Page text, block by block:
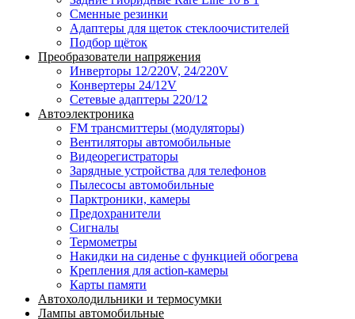
Сменные резинки
Адаптеры для щеток стеклоочистителей
Подбор щёток
Преобразователи напряжения
Инверторы 12/220V, 24/220V
Конвертеры 24/12V
Сетевые адаптеры 220/12
Автоэлектроника
FM трансмиттеры (модуляторы)
Вентиляторы автомобильные
Видеорегистраторы
Зарядные устройства для телефонов
Пылесосы автомобильные
Парктроники, камеры
Предохранители
Сигналы
Термометры
Накидки на сиденье с функцией обогрева
Крепления для action-камеры
Карты памяти
Автохолодильники и термосумки
Лампы автомобильные